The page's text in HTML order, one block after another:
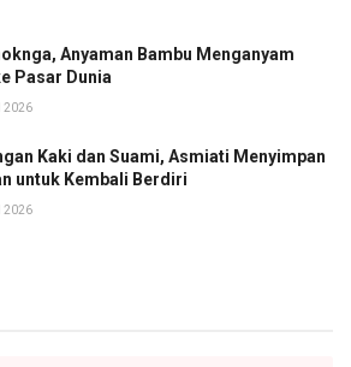
Anyaman Bambu Menganyam
Pasar Dunia
2026
Kaki dan Suami, Asmiati Menyimpan
untuk Kembali Berdiri
2026